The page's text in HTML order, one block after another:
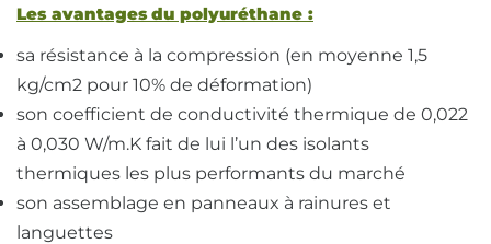
Les avantages du polyuréthane :
sa résistance à la compression (en moyenne 1,5
kg/cm2 pour 10% de déformation)
son coefficient de conductivité thermique de 0,022
à 0,030 W/m.K fait de lui l’un des isolants
thermiques les plus performants du marché
son assemblage en panneaux à rainures et
languettes